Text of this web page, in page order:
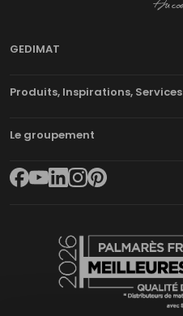
GEDIMAT
Produits, Inspirations, Services
Le groupement